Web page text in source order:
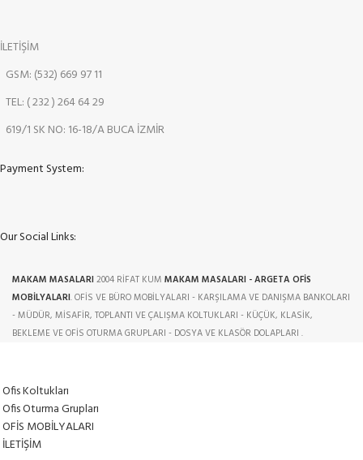
İLETİŞİM
GSM: (532) 669 97 11
TEL: ( 232 ) 264 64 29
619/1 SK NO: 16-18/A BUCA İZMİR
Payment System:
Our Social Links:
MAKAM MASALARI 2004 RİFAT KUM MAKAM MASALARI - ARGETA OFİS
MOBİLYALARI. OFİS VE BÜRO MOBİLYALARI - KARŞILAMA VE DANIŞMA BANKOLARI
- MÜDÜR, MİSAFİR, TOPLANTI VE ÇALIŞMA KOLTUKLARI - KÜÇÜK, KLASİK,
BEKLEME VE OFİS OTURMA GRUPLARI - DOSYA VE KLASÖR DOLAPLARI .
Ofis Koltukları
Ofis Oturma Grupları
OFİS MOBİLYALARI
İLETİŞİM